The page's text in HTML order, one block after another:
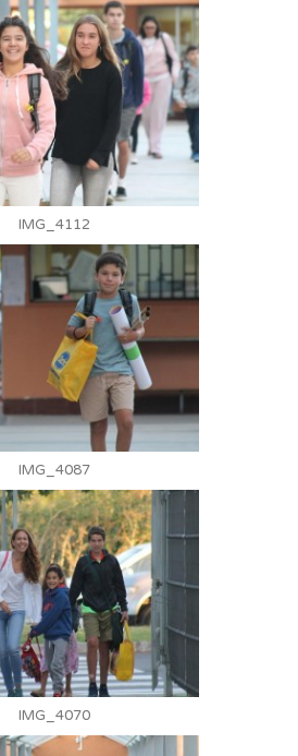
IMG_4112
IMG_4087
IMG_4070